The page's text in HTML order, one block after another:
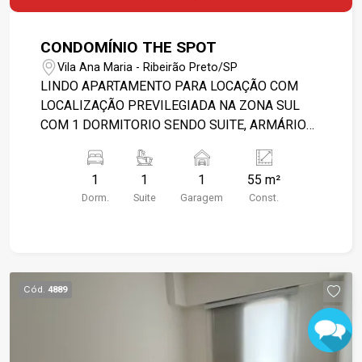
CONDOMÍNIO THE SPOT
Vila Ana Maria - Ribeirão Preto/SP
LINDO APARTAMENTO PARA LOCAÇÃO COM
LOCALIZAÇÃO PREVILEGIADA NA ZONA SUL
COM 1 DORMITORIO SENDO SUITE, ARMÁRIOS
VENTILADOR DE TETO, SALA COM SACADA
DUPLA, COZINHA PLANEJADA COM ARMRIOS E
AREA DE SERVIÇO, BANHEIRO DA SUÍTE
1
Dorm.
1
Suite
1
Garagem
55 m²
Const.
Cód. 4889